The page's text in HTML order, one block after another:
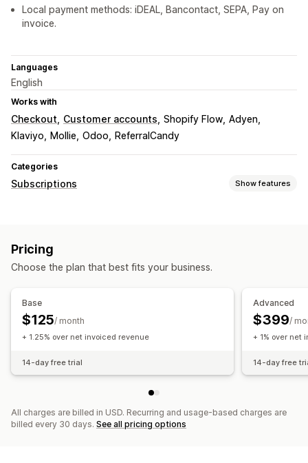
Local payment methods: iDEAL, Bancontact, SEPA, Pay on
invoice.
Languages
English
Works with
Checkout Customer accounts Shopify Flow Adyen
Klaviyo
Mollie Odoo ReferralCandy
Categories
Subscriptions Show features
Memberships
Custom subscriptions
Recurring payments
Fixed pricing
Pricing
Choose the plan that best fits your business.
Base
$125/ month
+ 1.25% over net invoiced revenue
14-day free trial
Advanced
$399/
+ 1% over net
14-day free
All charges are billed in USD. Recurring and usage-based charges are
billed every 30 days. See all pricing options